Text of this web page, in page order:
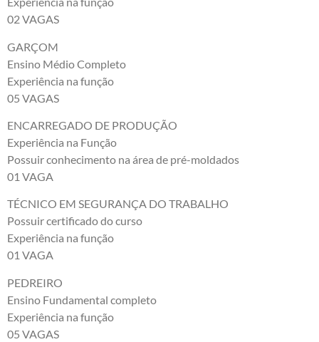
02 VAGAS
GARÇOM
Ensino Médio Completo
Experiência na função
05 VAGAS
ENCARREGADO DE PRODUÇÃO
Experiência na Função
Possuir conhecimento na área de pré-moldados
01 VAGA
TÉCNICO EM SEGURANÇA DO TRABALHO
Possuir certificado do curso
Experiência na função
01 VAGA
PEDREIRO
Ensino Fundamental completo
Experiência na função
05 VAGAS